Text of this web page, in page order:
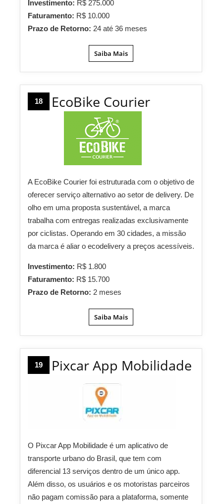
Investimento: R$ 275.000
Faturamento: R$ 10.000
Prazo de Retorno: 24 até 36 meses
Saiba Mais
18 EcoBike Courier
A EcoBike Courier foi estruturada com o objetivo de
oferecer serviço alternativo ao setor de delivery. De
olho em uma proposta sustentável, a marca
trabalha com entregas realizadas exclusivamente
por ciclistas. Operando em 30 cidades, a missão
da marca é aliar o ecodelivery a preços acessíveis.
Investimento: R$ 1.800
Faturamento: R$ 15.700
Prazo de Retorno: 2 meses
Saiba Mais
19 Pixcar App Mobilidade
O Pixcar App Mobilidade é um aplicativo de
transporte urbano do Brasil, que tem com
diferencial 13 serviços dentro de um único app.
Além disso, os usuários e os motoristas parceiros
não pagam comissão para a plataforma, somente